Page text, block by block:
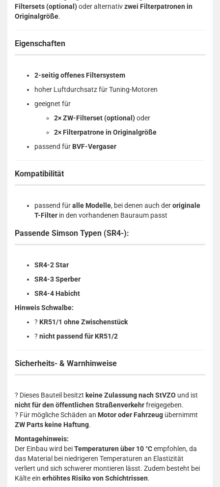
Filtersets (optional)oder alternativzwei Filterpatronen in
Originalgröße.
Eigenschaften
2-seitig offenes Filtersystem
hoher Luftdurchsatz für Tuning-Motoren
geeignet für
2× ZW-Filterset (optional)oder
2× Filterpatrone in Originalgröße
passend für BVF-Vergaser
Kompatibilität
passend füralle Modelle, bei denen auch deroriginale
T-Filter in den vorhandenen Bauraum passt
Passende Simson Typen (SR4-):
SR4-2 Star
SR4-3 Sperber
SR4-4 Habicht
Hinweis Schwalbe:
? KR51/1 ohne Zwischenstück
? nicht passend für KR51/2
Sicherheits- & Warnhinweise
? Dieses Bauteil besitzt keine Zulassung nach StVZO und ist
nicht für den öffentlichen Straßenverkehrfreigegeben.
? Für mögliche Schäden an Motor oder Fahrzeug übernimmt
ZW Parts keine Haftung.
Montagehinweis:
Der Einbau wird beiTemperaturen über 10 °Cempfohlen, da
das Material bei niedrigeren Temperaturen an Elastizität
verliert und sich schwerer montieren lässt. Zudem besteht bei
Kälte ein erhöhtes Risiko von Schicht­rissen.